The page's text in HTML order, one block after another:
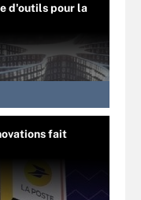
d'outils pour la
fait